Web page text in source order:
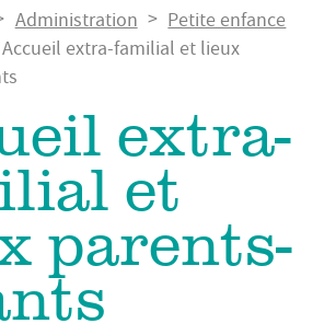
Administration
Petite enfance
Accueil extra-familial et lieux
extra-
et
parents-